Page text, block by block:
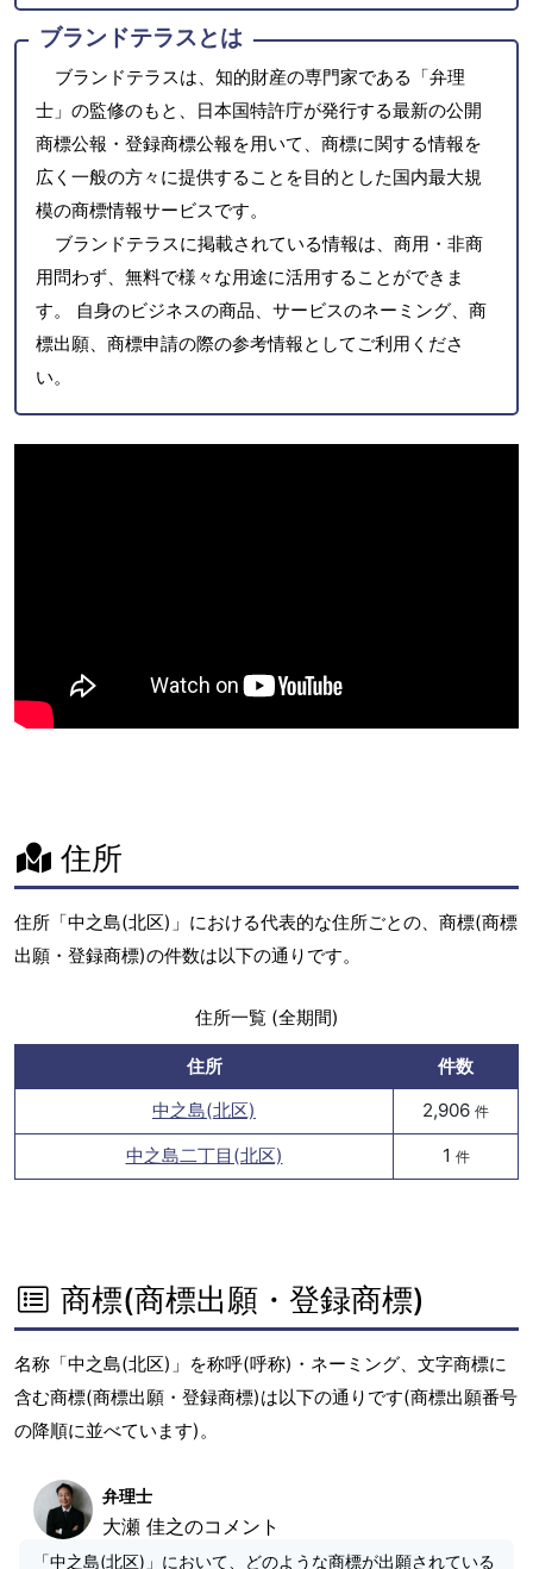
ブランドテラスとは
ブランドテラスは、知的財産の専門家である「弁理
士」の監修のもと、日本国特許庁が発行する最新の公開
商標公報・登録商標公報を用いて、商標に関する情報を
広く一般の方々に提供することを目的とした国内最大規
模の商標情報サービスです。
ブランドテラスに掲載されている情報は、商用・非商
用問わず、無料で様々な用途に活用することができま
す。 自身のビジネスの商品、サービスのネーミング、商
標出願、商標申請の際の参考情報としてご利用くださ
い。
住所
住所「中之島(北区)」における代表的な住所ごとの、商標(商標
出願・登録商標)の件数は以下の通りです。
住所一覧 (全期間)
住所
件数
中之島(北区)
2,906 件
中之島二丁目(北区) 1 件
商標(商標出願・登録商標)
名称「中之島(北区)」を称呼(呼称)・ネーミング、文字商標に
含む商標(商標出願・登録商標)は以下の通りです(商標出願番号
の降順に並べています)。
弁理士
大瀬 佳之のコメント
「中之島(北区)」において、どのような商標が出願されている